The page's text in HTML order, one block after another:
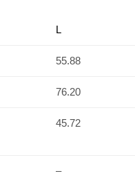
L
55.88
76.20
45.72
–